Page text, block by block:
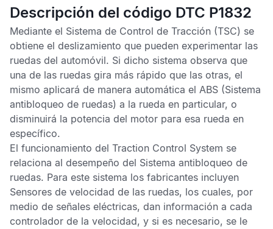
Descripción del código DTC P1832
Mediante el Sistema de Control de Tracción (TSC) se
obtiene el deslizamiento que pueden experimentar las
ruedas del automóvil. Si dicho sistema observa que
una de las ruedas gira más rápido que las otras, el
mismo aplicará de manera automática el ABS (Sistema
antibloqueo de ruedas) a la rueda en particular, o
disminuirá la potencia del motor para esa rueda en
específico.
El funcionamiento del Traction Control System se
relaciona al desempeño del Sistema antibloqueo de
ruedas. Para este sistema los fabricantes incluyen
Sensores de velocidad de las ruedas, los cuales, por
medio de señales eléctricas, dan información a cada
controlador de la velocidad, y si es necesario, se le